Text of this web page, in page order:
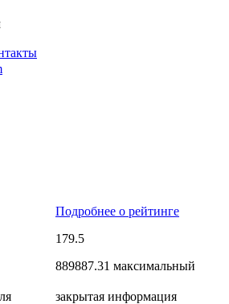
Подробнее о рейтинге
179.5
889887.31 максимальный
закрытая информация